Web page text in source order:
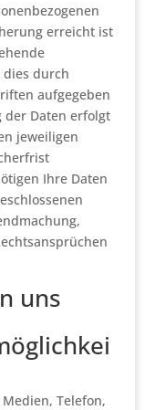
erreicht ist
durch
aufgegeben
der Daten erfolgt
jeweiligen
Ihre Daten
uns
Telefon,